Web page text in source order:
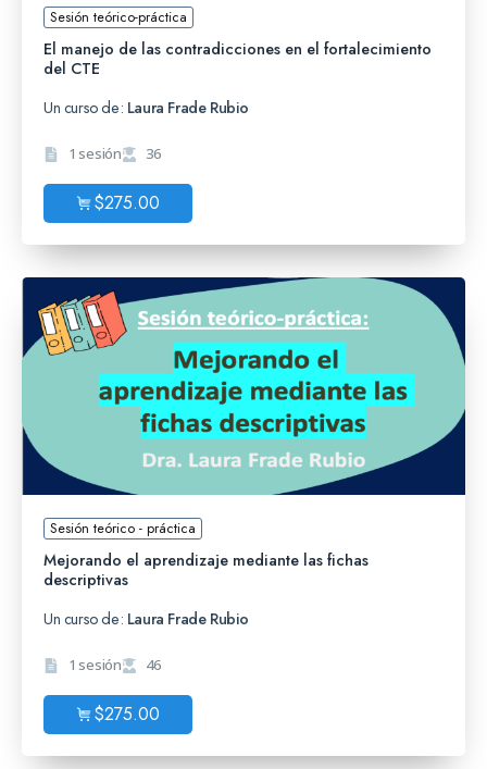
Sesión teórico-práctica
El manejo de las contradicciones en el fortalecimiento
del CTE
Un curso de: Laura Frade Rubio
1 sesión 36
$275.00
Sesión teórico - práctica
Mejorando el aprendizaje mediante las fichas
descriptivas
Un curso de: Laura Frade Rubio
1 sesión 46
$275.00